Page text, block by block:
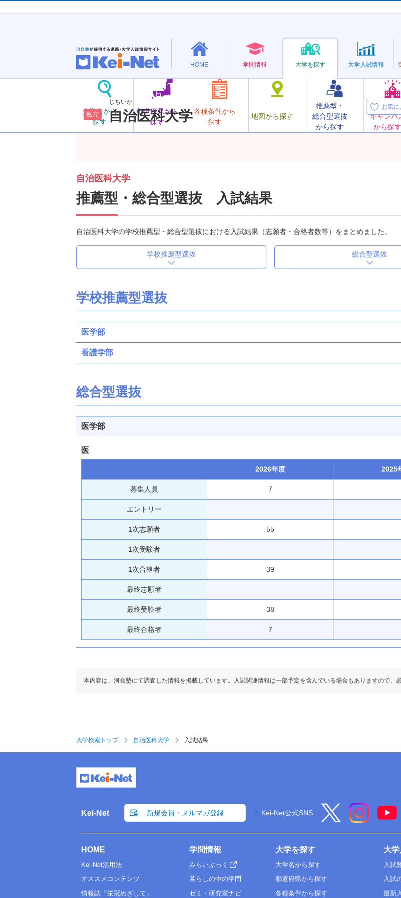
HOME 学問情報 大学を探す
大学名から
探す
都道府県から
探す
各種条件から
探す
地図から探す
推薦型・
総合型選抜
から探す
オープン
キャンパ
から探す
大学入試情報
私立
じちいか
自治医科大学
お気
自治医科大学
推薦型・総合型選抜 入試結果
自治医科大学の学校推薦型・総合型選抜における入試結果（志願者・合格者数等）をまとめました。
学校推薦型選抜 総合型選抜
学校推薦型選抜
医学部
看護学部
総合型選抜
医学部
医
2026年度 2025
募集人員 7
エントリー
1次志願者 55
1次受験者
1次合格者 39
最終志願者
最終受験者 38
最終合格者 7
本内容は、河合塾にて調査した情報を掲載しています。入試関連情報は一部予定を含んでいる場合もありますので、
大学検索トップ 自治医科大学 入試結果
Kei-Net 新規会員・メルマガ登録 Kei-Net公式SNS
HOME
Kei-Net活用法
オススメコンテンツ
情報誌「栄冠めざして」
学問情報
みらいぶっく
暮らしの中の学問
ゼミ・研究室ナビ
大学を探す
大学名から探す
都道府県から探す
各種条件から探す
大
入試
入試
最新